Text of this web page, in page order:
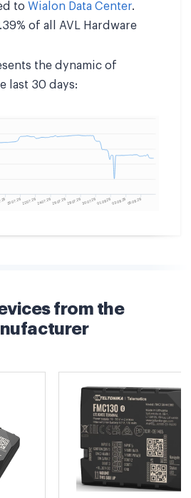
to Wialon Data Center.
of all AVL Hardware
the dynamic of
last 30 days:
from the